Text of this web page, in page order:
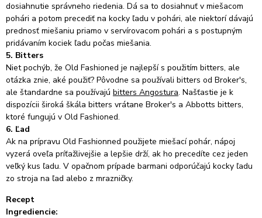
dosiahnutie správneho riedenia. Dá sa to dosiahnuť v miešacom
pohári a potom precediť na kocky ľadu v pohári, ale niektorí dávajú
prednosť miešaniu priamo v servírovacom pohári a s postupným
pridávaním kociek ľadu počas miešania.
5. Bitters
Niet pochýb, že Old Fashioned je najlepší s použitím bitters, ale
otázka znie, aké použiť? Pôvodne sa používali bitters od Broker's,
ale štandardne sa používajú bitters Angostura. Našťastie je k
dispozícii široká škála bitters vrátane Broker's a Abbotts bitters,
ktoré fungujú v Old Fashioned.
6. Ľad
Ak na prípravu Old Fashionned použijete miešací pohár, nápoj
vyzerá oveľa príťažlivejšie a lepšie drží, ak ho precedíte cez jeden
veľký kus ľadu. V opačnom prípade barmani odporúčajú kocky ľadu
zo stroja na ľad alebo z mrazničky.
Recept
Ingrediencie: